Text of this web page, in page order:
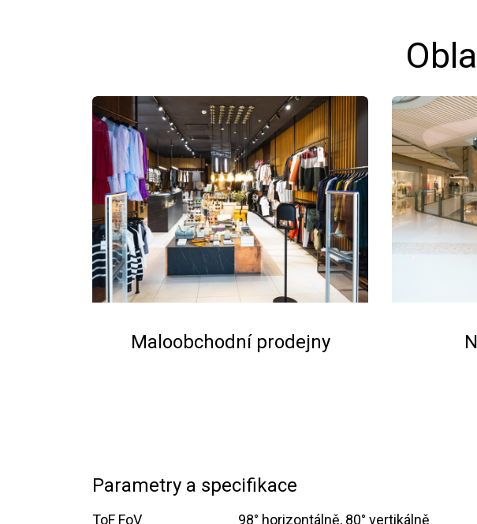
Maloobchodní prodejny
Parametry a specifikace
ToF FoV ​​98° horizontálně, 80° vertikálně